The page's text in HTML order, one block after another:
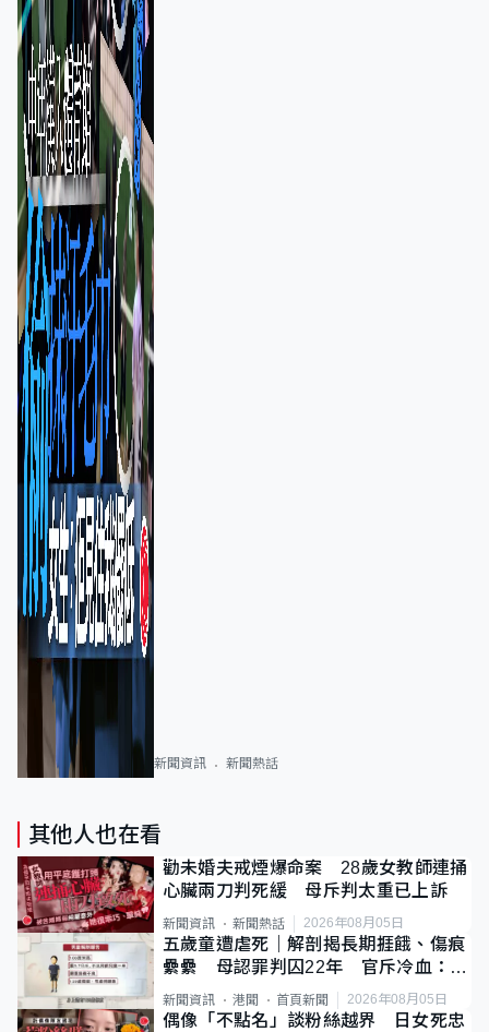
新聞資訊 新聞熱話
其他人也在看
勸未婚夫戒煙爆命案 28歲女教師連捅
心臟兩刀判死緩 母斥判太重已上訴
新聞資訊 新聞熱話 2026年08月05日
五歲童遭虐死｜解剖揭長期捱餓、傷痕
纍纍 母認罪判囚22年 官斥冷血：同
類案最惡劣
新聞資訊 港聞 首頁新聞 2026年08月05日
偶像「不點名」談粉絲越界 日女死忠